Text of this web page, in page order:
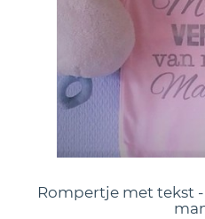
Rompertje met tekst